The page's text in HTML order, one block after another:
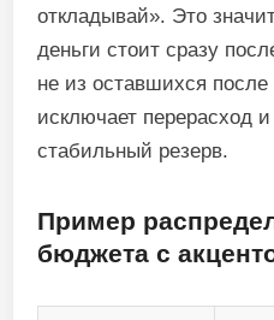
откладывай». Это
деньги стоит сразу
не из оставшихся после
исключает перерасход
стабильный резерв.
Пример
бюджета с